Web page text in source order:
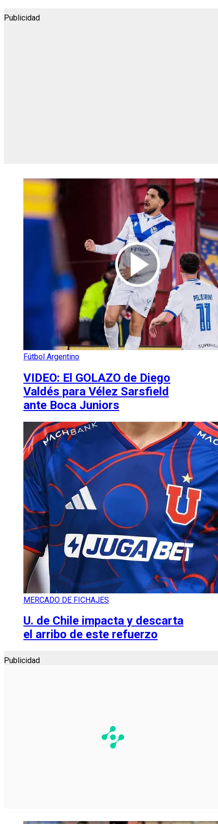
Publicidad
Fútbol Argentino
VIDEO: El GOLAZO de Diego
Valdés para Vélez Sarsfield
ante Boca Juniors
MERCADO DE FICHAJES
U. de Chile impacta y descarta
el arribo de este refuerzo
Publicidad